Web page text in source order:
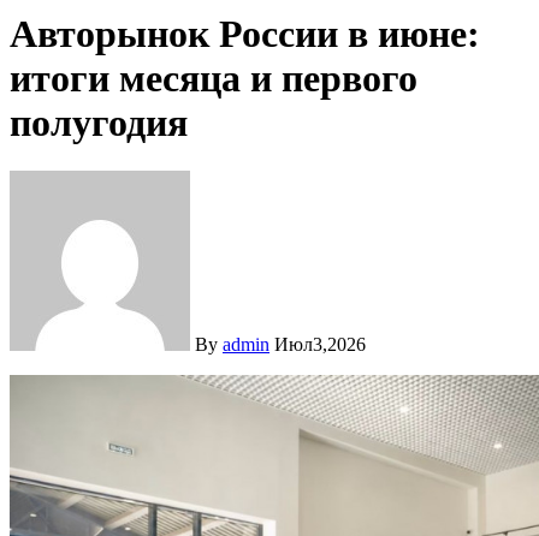
Авторынок России в июне:
итоги месяца и первого
полугодия
By admin Июл3,2026